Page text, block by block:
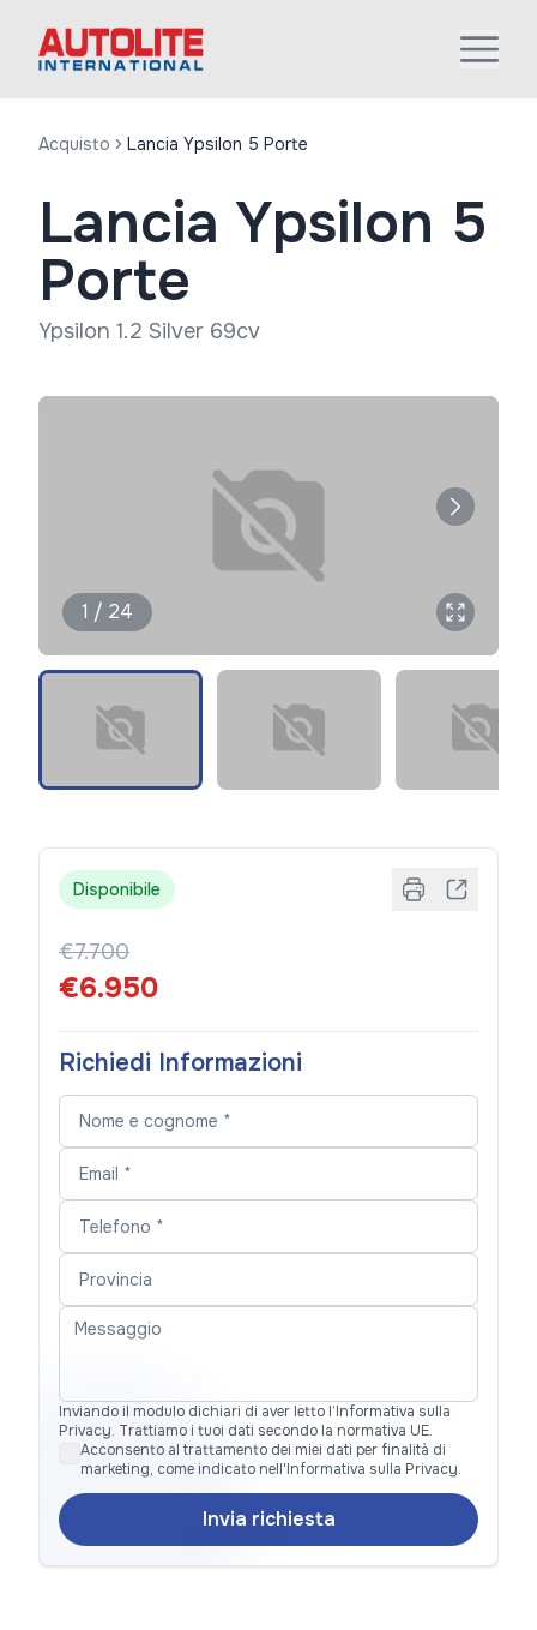
Acquisto Lancia Ypsilon 5 Porte
Lancia Ypsilon 5
Porte
Ypsilon 1.2 Silver 69cv
1 / 24
Disponibile
€7.700
€6.950
Richiedi Informazioni
Inviando il modulo dichiari di aver letto l’Informativa sulla
Privacy. Trattiamo i tuoi dati secondo la normativa UE.
Acconsento al trattamento dei miei dati per finalità di
marketing, come indicato nell'Informativa sulla Privacy.
Invia richiesta